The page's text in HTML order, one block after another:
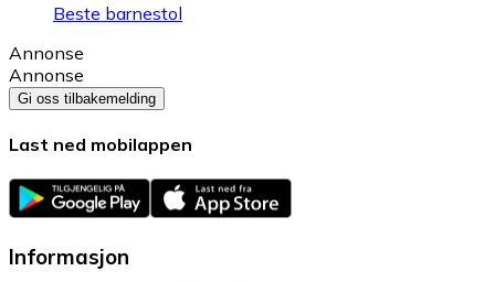
Beste barnestol
Annonse
Annonse
Gi oss tilbakemelding
Last ned mobilappen
Informasjon